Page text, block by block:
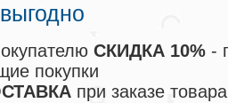
СКИДКА 10% -
покупки
при заказе